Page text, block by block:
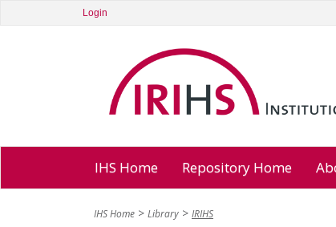
Login
IHS Home Repository Home
IHS Home Library IRIHS